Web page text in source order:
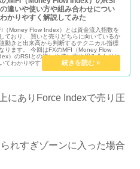
違いや使い方や組み合わせについ
かりやすく解説してみた
（Money Flow Index）とは資金流入指数を
ており、 買いと売りどちらに向いているか
動きと出来高から判断するテクニカル指標
ります。 今回はFXのMFI（Money Flow
）のRSIとの違いや使い方や組み合わせに
てわかりやすく解説してみました。
にありForce Indexで売り圧
れすぎゾーンに入った場合